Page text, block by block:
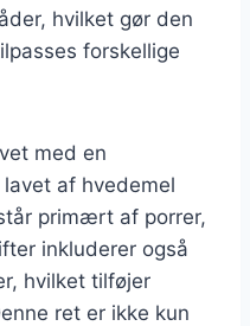
hvilket gør den
forskellige
med en
af hvedemel
primært af porrer,
inkluderer også
hvilket tilføjer
ret er ikke kun